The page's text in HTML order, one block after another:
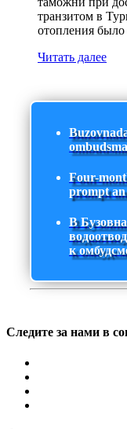
транзитом в
отопления
Читать далее
Four-
prompt an
В
к
Следите за нами в